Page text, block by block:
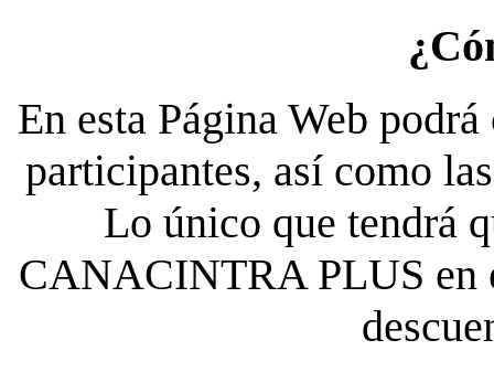
En esta Página Web
participantes, así como
Lo único que tendrá
CANACINTRA PLUS en